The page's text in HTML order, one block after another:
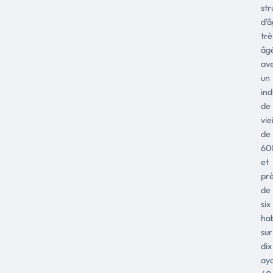
un
de
de
et
de
six
sur
dix